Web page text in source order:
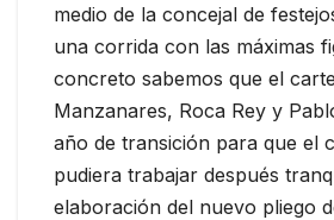
medio de la concejal de
una corrida con las máximas
concreto sabemos que el
Manzanares, Roca Rey y
año de transición para que el
pudiera trabajar después
elaboración del nuevo pliego